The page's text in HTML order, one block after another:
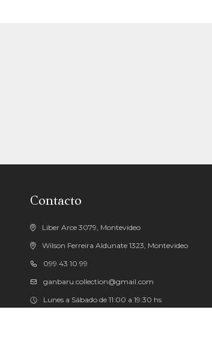
Contacto
Liber Arce 3079, Montevideo
Wilson Ferreira Aldunate 1323, Montevideo
099 43 10 99
ganbaru.collection@gmail.com
Lunes a Sábado de 11:00 a 19:30 hs